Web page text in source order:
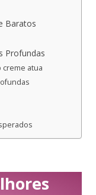
Baratos
Profundas
creme atua